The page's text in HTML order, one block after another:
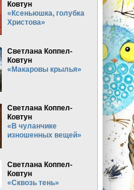
Ковтун
«Ксеньюшка, голубка
Христова»
Светлана Коппел-
Ковтун
«Макаровы крылья»
Светлана Коппел-
Ковтун
«В чуланчике
изношенных вещей»
Светлана Коппел-
Ковтун
«Сквозь тень»